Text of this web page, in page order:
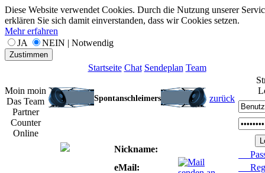
Diese Website verwendet Cookies. Durch die Nutzung unserer
erklären Sie sich damit einverstanden, dass wir Cookies setzen.
Mehr erfahren
JA
NEIN | Notwendig
Zustimmen
Startseite Chat Sendeplan Team
Moin moin
Das Team
Partner
Counter
Online
Spontanschleimers zurück
Nickname:
eMail: